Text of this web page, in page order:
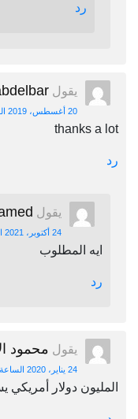
رد
يقول
20 أغسطس، 2019 الساعة 11:23 ص
thanks a lot
رد
يقول
24 أكتوبر، 2021 الساعة 12:13 م
ايه المطلوب
رد
يقول محمود
24 يناير، 2020 الساعة 10:37 م
المليون دولار أمريكي